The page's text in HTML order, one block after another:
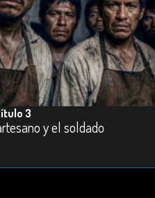
3
y el soldado